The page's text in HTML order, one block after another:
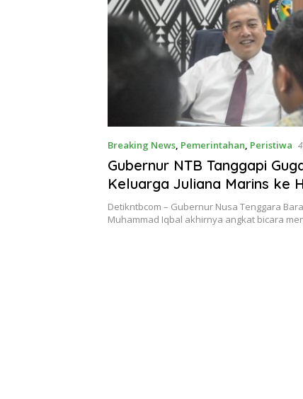
Breaking News, Pemerintahan, Peristiwa
Gubernur NTB Tanggapi
Keluarga Juliana Marins ke
Internasional
Detikntbcom – Gubernur Nusa Tenggara
Muhammad Iqbal akhirnya angkat bicara